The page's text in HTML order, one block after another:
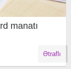
manatı
Ətraflı